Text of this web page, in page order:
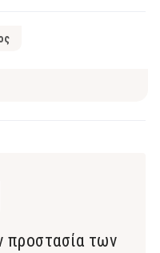
προστασία των